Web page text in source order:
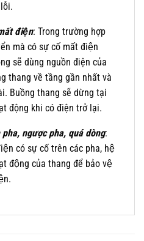
điện: Trong trường hợp
mà có sự cố mất điện
sẽ dùng nguồn điện của
thang về tầng gần nhất và
Buồng thang sẽ dừng tại
động khi có điện trở lại.
ngược pha, quá dòng:
có sự cố trên các pha, hệ
động của thang để bảo vệ